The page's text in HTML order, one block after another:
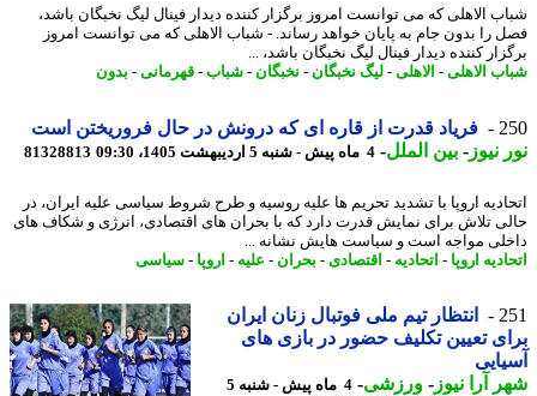
الاهلی که می توانست امروز برگزار کننده دیدار فینال لیگ نخبگان باشد،
را بدون جام به پایان خواهد رساند. - شباب الاهلی که می توانست امروز
کننده دیدار فینال لیگ نخبگان باشد، ...
الاهلی-الاهلی-لیگ نخبگان-نخبگان-شباب-قهرمانی-بدون
فریاد قدرت از قاره ای که درونش در حال فروریختن است
نیوز-بین الملل-4 ماه پیش - شنبه 5 اردیبهشت 1405، 09:30 81328813
اروپا با تشدید تحریم ها علیه روسیه و طرح شروط سیاسی علیه ایران، در
تلاش برای نمایش قدرت دارد که با بحران های اقتصادی، انرژی و شکاف های
مواجه است و سیاست هایش نشانه ...
اروپا - اتحادیه-اقتصادی-بحران- علیه -اروپا - سیاسی
انتظار تیم ملی فوتبال زنان ایران
تعیین تکلیف حضور در بازی های
آرا نیوز-ورزشی-
4 ماه پیش - شنبه 5